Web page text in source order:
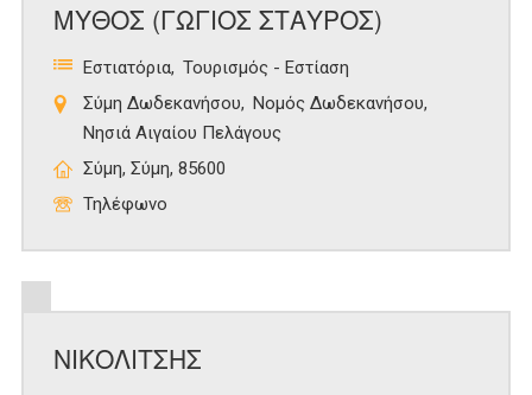
ΜΥΘΟΣ (ΓΩΓΙΟΣ ΣΤΑΥΡΟΣ)
Εστιατόρια Τουρισμός - Εστίαση
Σύμη Δωδεκανήσου
Νομός Δωδεκανήσου
Νησιά Αιγαίου Πελάγους
Σύμη, Σύμη, 85600
Τηλέφωνο
ΝΙΚΟΛΙΤΣΗΣ